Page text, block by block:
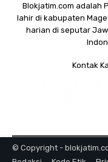
Blokjatim.com adalah
lahir di kabupaten
harian di seputar
Kontak
© Copyright -